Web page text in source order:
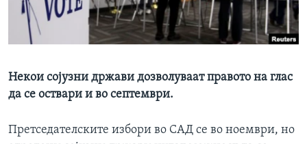
ИНТЕРВЈУА
Јазици
Некои сојузни држави дозволуваат правото на глас
да се оствари и во септември.
Претседателските избори во САД се во ноември, но